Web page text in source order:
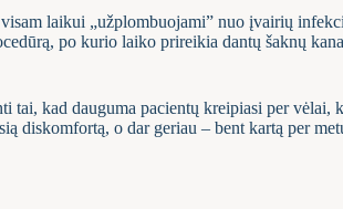
laikui „užplombuojami” nuo įvairių
po kurio laiko prireikia dantų šaknų
tai, kad dauguma pacientų kreipiasi per
diskomfortą, o dar geriau – bent kartą per